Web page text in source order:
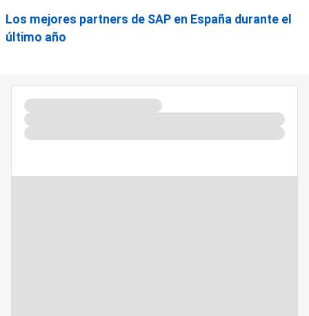
Los mejores partners de SAP en España durante el
último año